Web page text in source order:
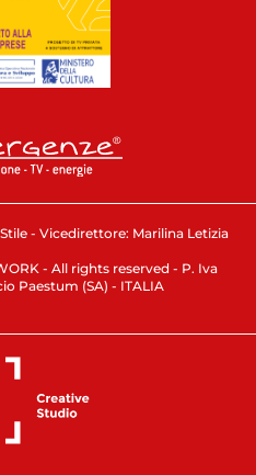
- Vicedirettore: Marilina Letizia
- All rights reserved - P. Iva
Paestum (SA) - ITALIA